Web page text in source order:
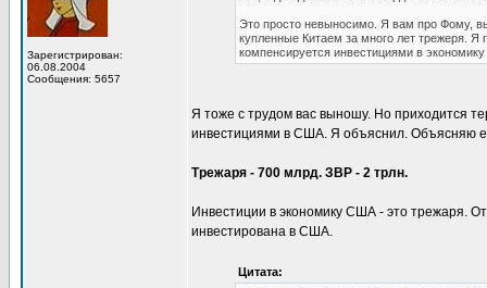
Зарегистрирован:
06.08.2004
Сообщения: 5657
Это просто невыносимо. Я вам про Фому,
купленные Китаем за много лет трежеря. Я
компенсируется инвестициями в
Я тоже с трудом вас выношу. Но приходится
инвестициями в США. Я объяснил. Объясняю
Трежаря - 700 млрд. ЗВР - 2 трлн.
Инвестиции в экономику США - это трежаря.
инвестирована в США.
Цитата: